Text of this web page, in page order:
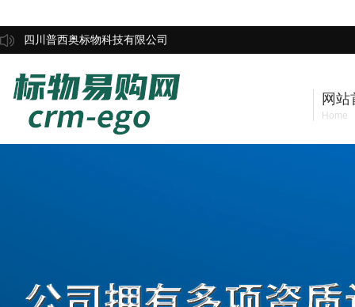
四川普西奥标物科技有限公司
网站
Home